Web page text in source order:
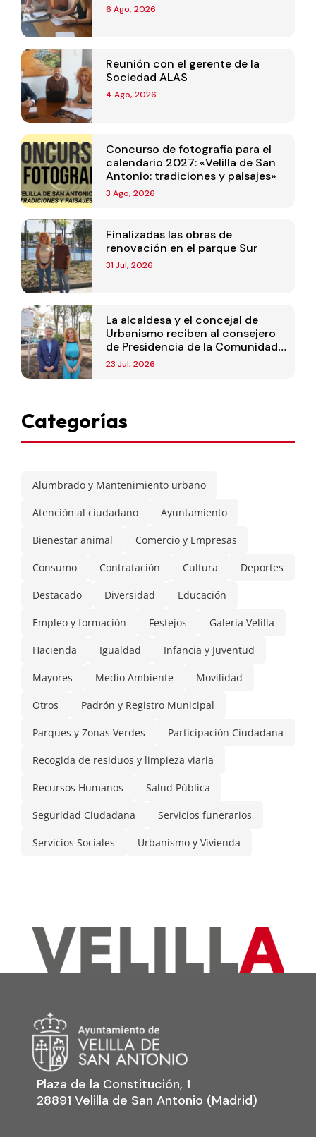
6 Ago, 2026
Reunión con el gerente de la
Sociedad ALAS
4 Ago, 2026
Concurso de fotografía para el
calendario 2027: «Velilla de San
Antonio: tradiciones y paisajes»
3 Ago, 2026
Finalizadas las obras de
renovación en el parque Sur
31 Jul, 2026
La alcaldesa y el concejal de
Urbanismo reciben al consejero
de Presidencia de la Comunidad
de Madrid
23 Jul, 2026
Categorías
Alumbrado y Mantenimiento urbano
Atención al ciudadano Ayuntamiento
Bienestar animal Comercio y Empresas
Consumo Contratación Cultura Deportes
Destacado Diversidad Educación
Empleo y formación Festejos Galería Velilla
Hacienda Igualdad Infancia y Juventud
Mayores Medio Ambiente Movilidad
Otros Padrón y Registro Municipal
Parques y Zonas Verdes Participación Ciudadana
Recogida de residuos y limpieza viaria
Recursos Humanos Salud Pública
Seguridad Ciudadana Servicios funerarios
Servicios Sociales Urbanismo y Vivienda
Plaza de la Constitución, 1
28891 Velilla de San Antonio (Madrid)